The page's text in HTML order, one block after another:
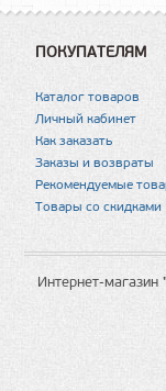
ПОКУПАТЕЛЯМ
Каталог товаров
Личный кабинет
Как заказать
Заказы и возвраты
Рекомендуемые
Товары со скидками
Интернет-